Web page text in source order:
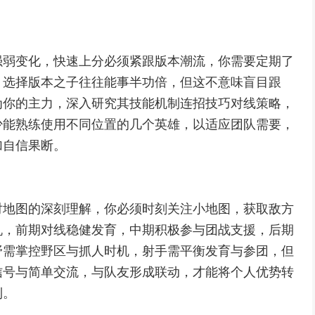
变化，快速上分必须紧跟版本潮流，你需要定期了
择版本之子往往能事半功倍，但这不意味盲目跟
的主力，深入研究其技能机制连招技巧对线策略，
熟练使用不同位置的几个英雄，以适应团队需要，
信果断。
图的深刻理解，你必须时刻关注小地图，获取敌方
前期对线稳健发育，中期积极参与团战支援，后期
掌控野区与抓人时机，射手需平衡发育与参团，但
与简单交流，与队友形成联动，才能将个人优势转